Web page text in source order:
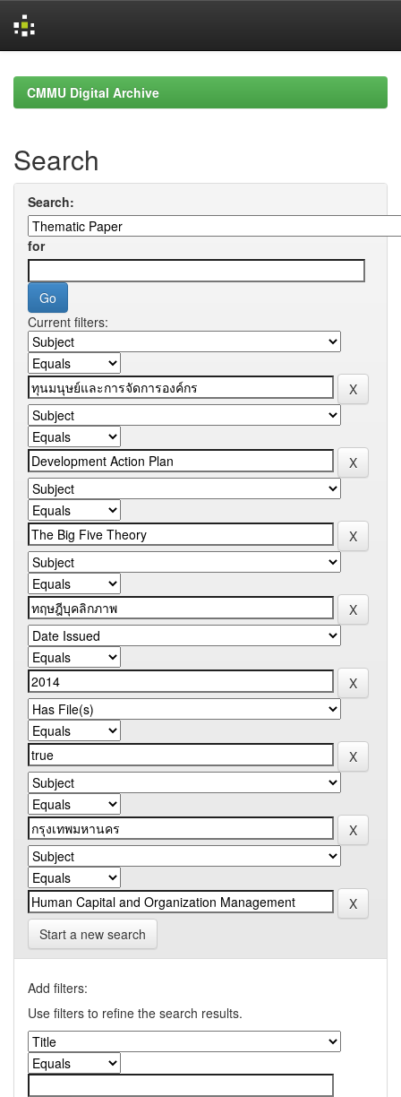
navigationCMMU Digital Archive
Search
Search:
for
Current filters:
Start a new search
Add filters:
Use filters to refine the search results.